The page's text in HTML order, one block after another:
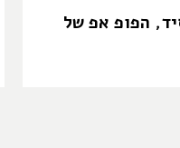
הפופ אפ של